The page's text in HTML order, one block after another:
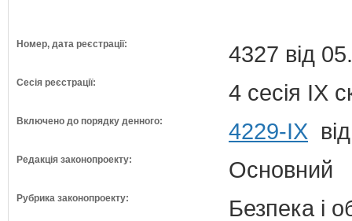
Номер, дата реєстрації: 4327 від
Сесія реєстрації: 4 сесія IX
Включено до порядку денного: 4229-IX
Редакція законопроекту: Основний
Рубрика законопроекту: Безпека і